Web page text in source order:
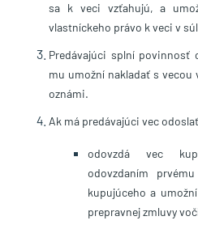
sa k veci vzťahujú, a
vlastníckeho právo k veci v
Predávajúci splní povinnosť
mu umožní nakladať s
oznámi.
Ak má predávajúci vec
odovzdá vec
odovzdaním
kupujúceho a
prepravnej zmluvy